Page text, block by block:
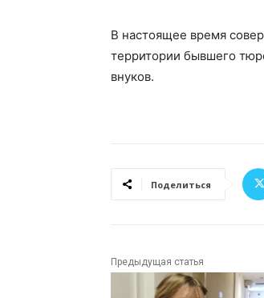
В настоящее время
территории бывшего
внуков.
Поделиться
Предыдущая статья